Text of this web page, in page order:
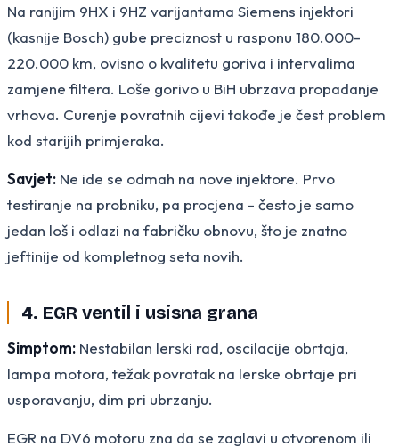
Na ranijim 9HX i 9HZ varijantama Siemens injektori
(kasnije Bosch) gube preciznost u rasponu 180.000-
220.000 km, ovisno o kvalitetu goriva i intervalima
zamjene filtera. Loše gorivo u BiH ubrzava propadanje
vrhova. Curenje povratnih cijevi takođe je čest problem
kod starijih primjeraka.
Savjet: Ne ide se odmah na nove injektore. Prvo
testiranje na probniku, pa procjena - često je samo
jedan loš i odlazi na fabričku obnovu, što je znatno
jeftinije od kompletnog seta novih.
4. EGR ventil i usisna grana
Simptom: Nestabilan lerski rad, oscilacije obrtaja,
lampa motora, težak povratak na lerske obrtaje pri
usporavanju, dim pri ubrzanju.
EGR na DV6 motoru zna da se zaglavi u otvorenom ili